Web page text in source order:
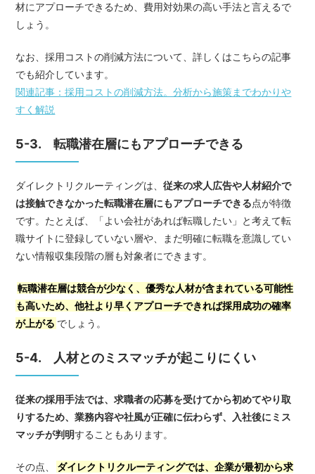
材にアプローチできるため、費用対効果の高い手法と言えるで
しょう。
なお、採用コストの削減方法について、詳しくはこちらの記事
でも紹介しています。
関連記事：採用コストの削減方法。分析から施策までわかりや
すく解説
5-3. 転職潜在層にもアプローチできる
ダイレクトリクルーティングは、従来の求人広告や人材紹介で
は接触できなかった転職潜在層にもアプローチできる点が特徴
です。たとえば、「よい会社があれば転職したい」と考えて転
職サイトに登録していない層や、まだ明確に転職を意識してい
ない情報収集段階の層も対象者にできます。
転職潜在層は競合が少なく、優秀な人材が含まれている可能性
も高いため、他社より早くアプローチできれば採用成功の確率
が上がる でしょう。
5-4. 人材とのミスマッチが起こりにくい
従来の採用手法では、求職者の応募を受けてから初めてやり取
りするため、業務内容や社風が正確に伝わらず、入社後にミス
マッチが判明することもあります。
その点、
ダイレクトリクルーティングでは、企業が最初から求